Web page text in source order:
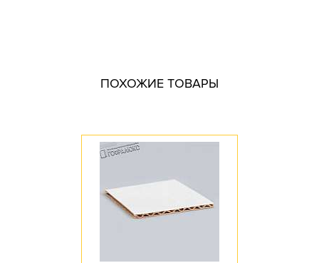
Марка картона: П-32
Доступное количество: 10
ПОХОЖИЕ ТОВАРЫ